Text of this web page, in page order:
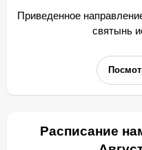
Приведенное
святынь
Расписание